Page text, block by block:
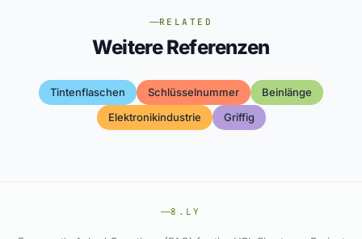
RELATED
Weitere Referenzen
Tintenflaschen Schlüsselnummer
Beinlänge
Elektronikindustrie
Griffig
8.LY